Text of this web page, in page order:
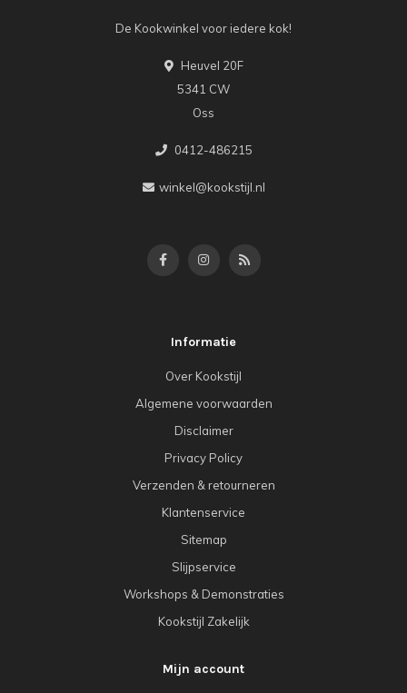
De Kookwinkel voor iedere kok!
Heuvel 20F
5341 CW
Oss
0412-486215
winkel@kookstijl.nl
Informatie
Over Kookstijl
Algemene voorwaarden
Disclaimer
Privacy Policy
Verzenden & retourneren
Klantenservice
Sitemap
Slijpservice
Workshops & Demonstraties
Kookstijl Zakelijk
Mijn account